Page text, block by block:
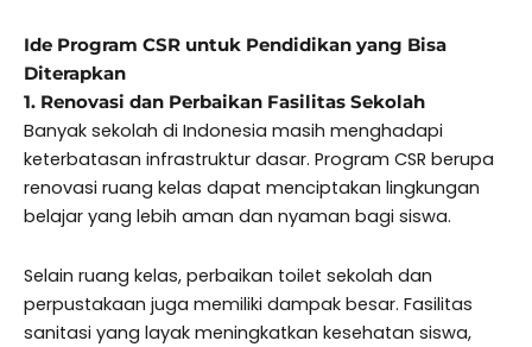
Ide Program CSR untuk Pendidikan yang Bisa
Diterapkan
1. Renovasi dan Perbaikan Fasilitas Sekolah
Banyak sekolah di Indonesia masih menghadapi
keterbatasan infrastruktur dasar. Program CSR berupa
renovasi ruang kelas dapat menciptakan lingkungan
belajar yang lebih aman dan nyaman bagi siswa.
Selain ruang kelas, perbaikan toilet sekolah dan
perpustakaan juga memiliki dampak besar. Fasilitas
sanitasi yang layak meningkatkan kesehatan siswa,